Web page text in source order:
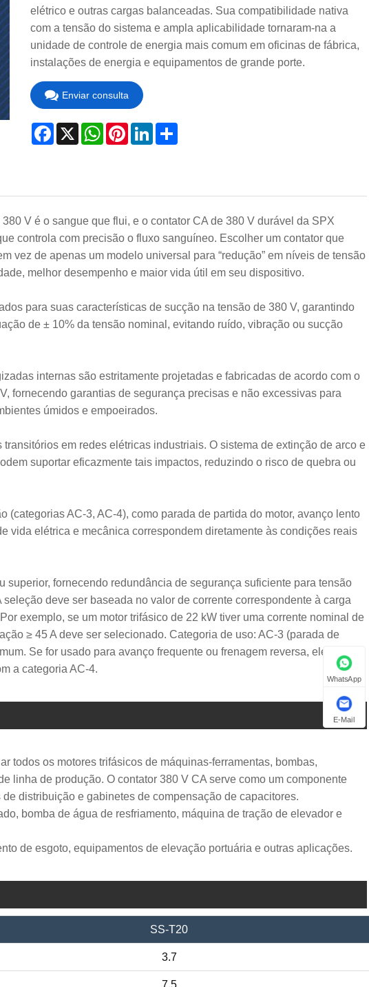
elétrico e outras cargas balanceadas. Sua compatibilidade nativa
com a tensão do sistema e ampla aplicabilidade tornaram-na a
unidade de controle de energia mais comum em oficinas de fábrica,
instalações de energia e equipamentos de grande porte.
Enviar consulta
Facebook
X WhatsApp
PinterestLinkedInShare
V é o sangue que flui, e o contator CA de 380 V durável da SPX
controla com precisão o fluxo sanguíneo. Escolher um contator que
vez de apenas um modelo universal para “redução” em níveis de tensão
melhor desempenho e maior vida útil em seu dispositivo.
para suas características de sucção na tensão de 380 V, garantindo
de ± 10% da tensão nominal, evitando ruído, vibração ou sucção
internas são estritamente projetadas e fabricadas de acordo com o
fornecendo garantias de segurança precisas e não excessivas para
úmidos e empoeirados.
em redes elétricas industriais. O sistema de extinção de arco e
suportar eficazmente tais impactos, reduzindo o risco de quebra ou
(categorias AC-3, AC-4), como parada de partida do motor, avanço lento
vida elétrica e mecânica correspondem diretamente às condições reais
fornecendo redundância de segurança suficiente para tensão
deve ser baseada no valor de corrente correspondente à carga
exemplo, se um motor trifásico de 22 kW tiver uma corrente nominal de
≥ 45 A deve ser selecionado. Categoria de uso: AC-3 (parada de
Se for usado para avanço frequente ou frenagem reversa, ele precisa
a categoria AC-4.
todos os motores trifásicos de máquinas-ferramentas, bombas,
linha de produção. O contator 380 V CA serve como um componente
distribuição e gabinetes de compensação de capacitores.
bomba de água de resfriamento, máquina de tração de elevador e
de esgoto, equipamentos de elevação portuária e outras aplicações.
SS-T20
3.7
WhatsApp
E-Mail